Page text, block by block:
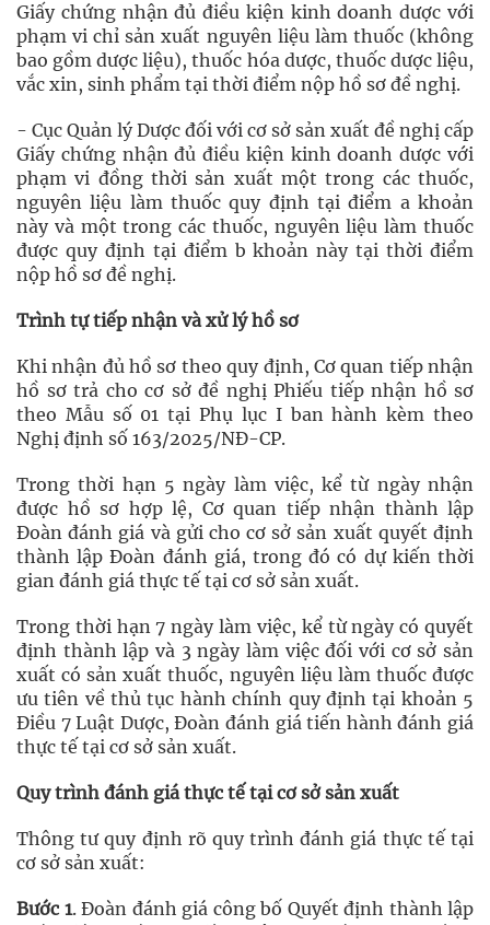
Giấy chứng nhận đủ điều kiện kinh doanh dược với
phạm vi chỉ sản xuất nguyên liệu làm thuốc (không
bao gồm dược liệu), thuốc hóa dược, thuốc dược liệu,
vắc xin, sinh phẩm tại thời điểm nộp hồ sơ đề nghị.
- Cục Quản lý Dược đối với cơ sở sản xuất đề nghị cấp
Giấy chứng nhận đủ điều kiện kinh doanh dược với
phạm vi đồng thời sản xuất một trong các thuốc,
nguyên liệu làm thuốc quy định tại điểm a khoản
này và một trong các thuốc, nguyên liệu làm thuốc
được quy định tại điểm b khoản này tại thời điểm
nộp hồ sơ đề nghị.
Trình tự tiếp nhận và xử lý hồ sơ
Khi nhận đủ hồ sơ theo quy định, Cơ quan tiếp nhận
hồ sơ trả cho cơ sở đề nghị Phiếu tiếp nhận hồ sơ
theo Mẫu số 01 tại Phụ lục I ban hành kèm theo
Nghị định số 163/2025/NĐ-CP.
Trong thời hạn 5 ngày làm việc, kể từ ngày nhận
được hồ sơ hợp lệ, Cơ quan tiếp nhận thành lập
Đoàn đánh giá và gửi cho cơ sở sản xuất quyết định
thành lập Đoàn đánh giá, trong đó có dự kiến thời
gian đánh giá thực tế tại cơ sở sản xuất.
Trong thời hạn 7 ngày làm việc, kể từ ngày có quyết
định thành lập và 3 ngày làm việc đối với cơ sở sản
xuất có sản xuất thuốc, nguyên liệu làm thuốc được
ưu tiên về thủ tục hành chính quy định tại khoản 5
Điều 7 Luật Dược, Đoàn đánh giá tiến hành đánh giá
thực tế tại cơ sở sản xuất.
Quy trình đánh giá thực tế tại cơ sở sản xuất
Thông tư quy định rõ quy trình đánh giá thực tế tại
cơ sở sản xuất:
Bước 1. Đoàn đánh giá công bố Quyết định thành lập